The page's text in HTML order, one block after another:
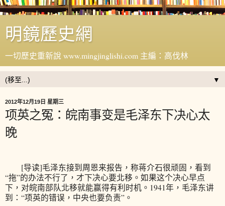
明鏡歷史網
一切歷史重新說 www.mingjinglishi.com 主編：高伐林
▼
2012年12月19日 星期三
项英之冤：皖南事变是毛泽东下决心太
晚
[导读]毛泽东接到周恩来报告，称蒋介石很顽固，看到
“拖”的办法不行了，才下决心要北移。如果这个决心早点
下，对皖南部队北移就能赢得有利时机。1941年，毛泽东讲
到：“项英的错误，中央也要负责”。